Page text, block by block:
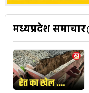
मध्यप्रदेश समाचार